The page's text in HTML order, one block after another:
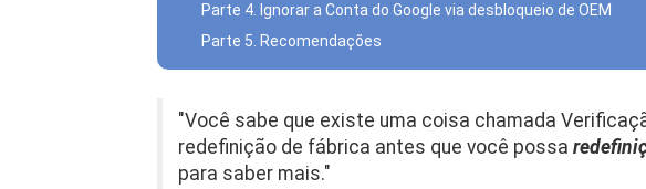
Parte 4. Ignorar a Conta do Google via desbloqueio de OEM
Parte 5. Recomendações
"Você sabe que existe uma coisa chamada
redefinição de fábrica antes que você possa
para saber mais."